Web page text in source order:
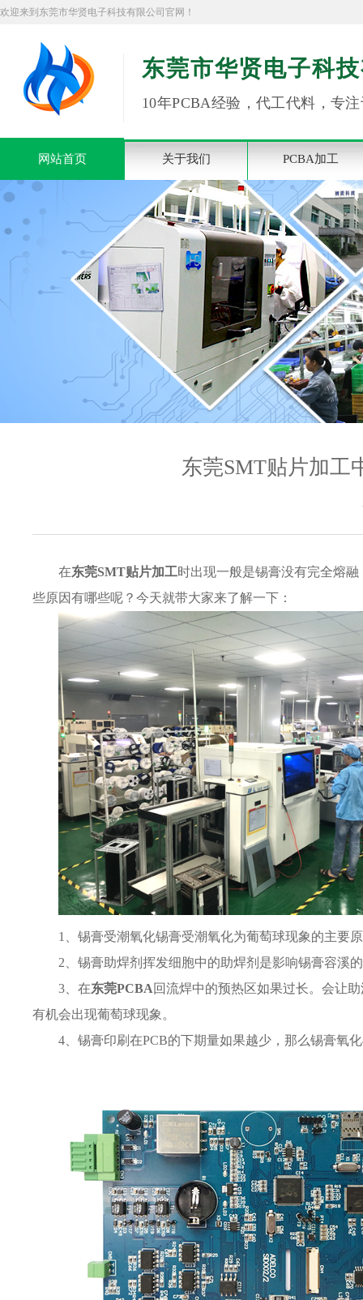
欢迎来到东莞市华贤电子科技有限公司官网！
东莞市华贤电子科
10年PCBA经验，代工代料，专
网站首页 关于我们 PCBA加工
东莞SMT贴片加工
在东莞SMT贴片加工时出现一般是锡膏没有完全熔
些原因有哪些呢？今天就带大家来了解一下：
1、锡膏受潮氧化锡膏受潮氧化为葡萄球现象的主要
2、锡膏助焊剂挥发细胞中的助焊剂是影响锡膏容溪
3、在东莞PCBA回流焊中的预热区如果过长。会让
有机会出现葡萄球现象。
4、锡膏印刷在PCB的下期量如果越少，那么锡膏氧